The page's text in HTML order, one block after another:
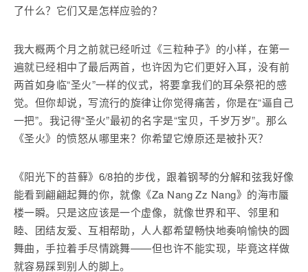
了什么？它们又是怎样应验的？
我大概两个月之前就已经听过《三粒种子》的小样，在第一
遍就已经相中了最后两首，也许因为它们更好入耳，没有前
两首如身临“圣火”一样的仪式，将要拿我们的耳朵祭祀的感
觉。但你却说，写流行的旋律让你觉得痛苦，你是在“逼自己
一把”。我记得“圣火”最初的名字是“宝贝，千岁万岁”。那么
《圣火》的愤怒从哪里来？你希望它燎原还是被扑灭？
《阳光下的苔藓》6/8拍的步伐，跟着钢琴的分解和弦我好像
能看到翩翩起舞的你，就像《Za Nang Zz Nang》的海市蜃
楼一瞬。只是这应该是一个虚像，就像世界和平、邻里和
睦、团结友爱、互相帮助，人人都希望畅快地奏响愉快的圆
舞曲，手拉着手尽情跳舞——但也许不能实现，毕竟这样做
就容易踩到别人的脚上。